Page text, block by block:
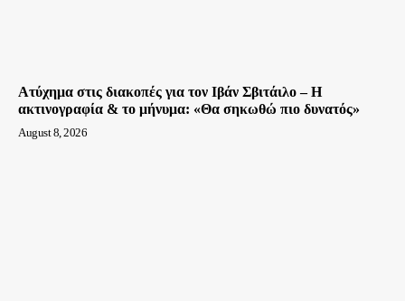
Ατύχημα στις διακοπές για τον Ιβάν Σβιτάιλο – Η
ακτινογραφία & το μήνυμα: «Θα σηκωθώ πιο δυνατός»
August 8, 2026